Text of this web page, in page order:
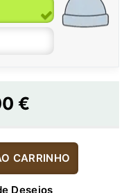
€
CARRINHO
Desejos